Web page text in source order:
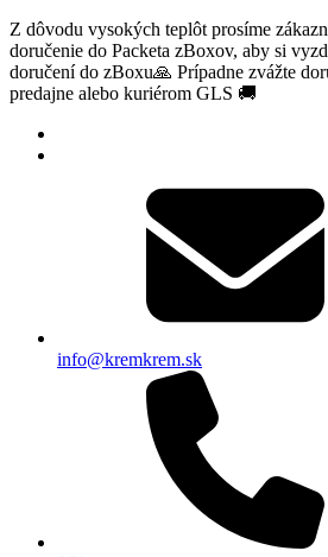
Z dôvodu vysokých teplôt prosíme
doručenie do Packeta zBoxov, aby si
doručení do zBoxu🙏 Prípadne zvážte
predajne alebo kuriérom GLS 🚚
info@kremkrem.sk